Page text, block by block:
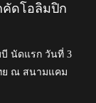
คัดโอลิมปิก
นัดแรก วันที่ 3
ย ณ สนามแคม